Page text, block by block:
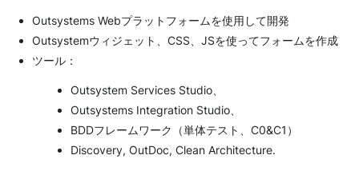
Outsystems Webプラットフォームを使用して開発
Outsystemウィジェット、CSS、JSを使ってフォームを作成
ツール：
Outsystem Services Studio、
Outsystems Integration Studio、
BDDフレームワーク（単体テスト、C0&C1）
Discovery, OutDoc, Clean Architecture.